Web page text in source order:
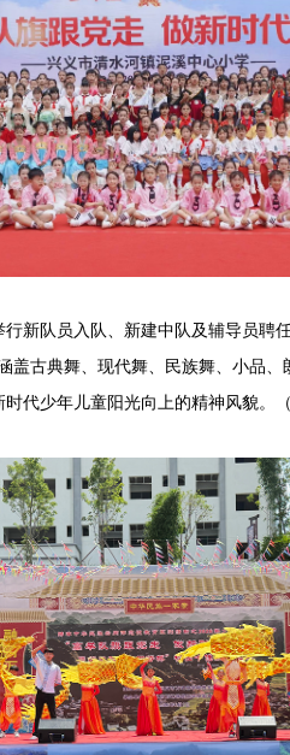
新队员入队、新建中队及辅导员聘
盖古典舞、现代舞、民族舞、小品
代少年儿童阳光向上的精神风貌。